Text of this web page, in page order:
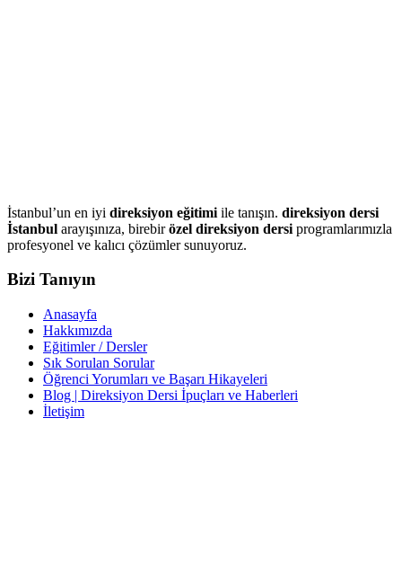
İstanbul’un en iyi direksiyon eğitimi ile tanışın. direksiyon dersi
İstanbul arayışınıza, birebirözel direksiyon dersi programlarımızla
profesyonel ve kalıcı çözümler sunuyoruz.
Bizi Tanıyın
Anasayfa
Hakkımızda
Eğitimler / Dersler
Sık Sorulan Sorular
Öğrenci Yorumları ve Başarı Hikayeleri
Blog | Direksiyon Dersi İpuçları ve Haberleri
İletişim